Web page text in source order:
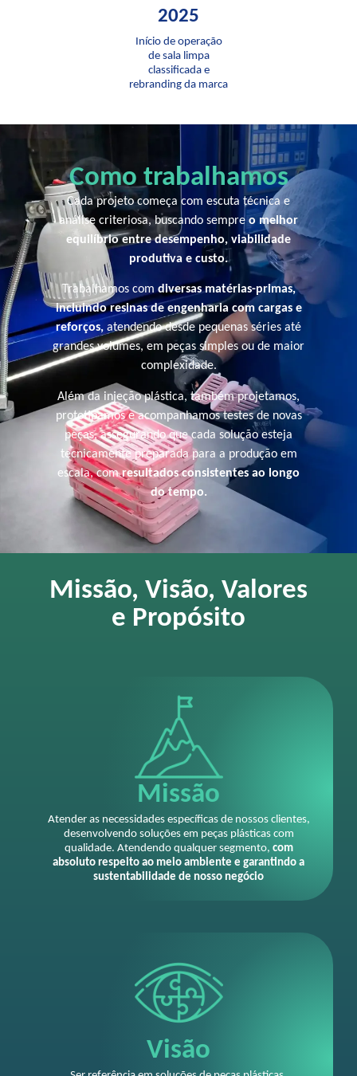
2025
Início de operação
de sala limpa
classificada e
rebranding da marca
Como trabalhamos
Cada projeto começa com escuta técnica e
análise criteriosa, buscando sempre o melhor
equilíbrio entre desempenho, viabilidade
produtiva e custo.
Trabalhamos comdiversas matérias-primas,
incluindo resinas de engenharia com cargas e
reforços, atendendo desde pequenas séries até
grandes volumes, em peças simples ou de maior
complexidade.
Além da injeção plástica, também projetamos,
prototipamos e acompanhamos testes de novas
peças, assegurando que cada solução esteja
tecnicamente preparada para a produção em
escala, comresultados consistentes ao longo
do tempo.
Missão, Visão, Valores
e Propósito
Missão
Atender as necessidades específicas de nossos clientes,
desenvolvendo soluções em peças plásticas com
qualidade. Atendendo qualquer segmento, com
absoluto respeito ao meio ambiente e garantindo a
sustentabilidade de nosso negócio
Visão